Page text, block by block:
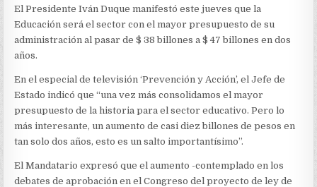
MAYOR
PRESUPUESTO
DE
ESTE
DUQUE
El Presidente Iván Duque manifestó este jueves que la
Educación será el sector con el mayor presupuesto de su
administración al pasar de $ 38 billones a $ 47 billones en dos
años.
En el especial de televisión ‘Prevención y Acción’, el Jefe de
Estado indicó que “una vez más consolidamos el mayor
presupuesto de la historia para el sector educativo. Pero lo
más interesante, un aumento de casi diez billones de pesos en
tan solo dos años, esto es un salto importantísimo”.
El Mandatario expresó que el aumento -contemplado en los
debates de aprobación en el Congreso del proyecto de ley de